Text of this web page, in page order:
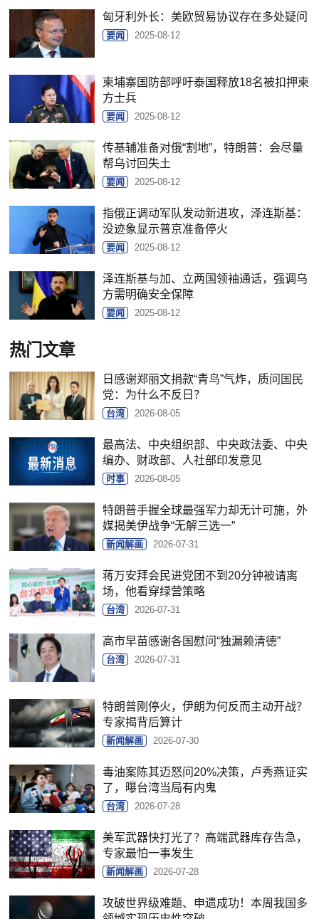
匈牙利外长：美欧贸易协议存在多处疑问
要闻 2025-08-12
柬埔寨国防部呼吁泰国释放18名被扣押柬
方士兵
要闻 2025-08-12
传基辅准备对俄“割地”，特朗普：会尽量
帮乌讨回失土
要闻 2025-08-12
指俄正调动军队发动新进攻，泽连斯基：
没迹象显示普京准备停火
要闻 2025-08-12
泽连斯基与加、立两国领袖通话，强调乌
方需明确安全保障
要闻 2025-08-12
热门文章
日感谢郑丽文捐款“青鸟”气炸，质问国民
党：为什么不反日？
台湾 2026-08-05
最高法、中央组织部、中央政法委、中央
编办、财政部、人社部印发意见
时事 2026-08-05
特朗普手握全球最强军力却无计可施，外
媒揭美伊战争“无解三选一”
新闻解画 2026-07-31
蒋万安拜会民进党团不到20分钟被请离
场，他看穿绿营策略
台湾 2026-07-31
高市早苗感谢各国慰问“独漏赖清德”
台湾 2026-07-31
特朗普刚停火，伊朗为何反而主动开战？
专家揭背后算计
新闻解画 2026-07-30
毒油案陈其迈怒问20%决策，卢秀燕证实
了，曝台湾当局有内鬼
台湾 2026-07-28
美军武器快打光了？高端武器库存告急，
专家最怕一事发生
新闻解画 2026-07-28
攻破世界级难题、申遗成功！本周我国多